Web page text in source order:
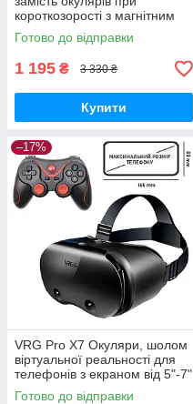
короткозорості з магнітним
кріпленням, Anti Blue —
L:-1.0D R:-1.0D
Готово до відправки
1 195 ₴ 3 330 ₴
Купити
–17%
VRG Pro X7 Окуляри, шолом
віртуальної реальності для
телефонів з екраном від 5"-7"
+ джойстик T3
Готово до відправки